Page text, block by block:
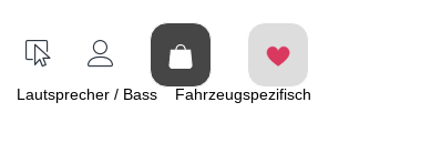
Lautsprecher / Bass Fahrzeugspezifisch